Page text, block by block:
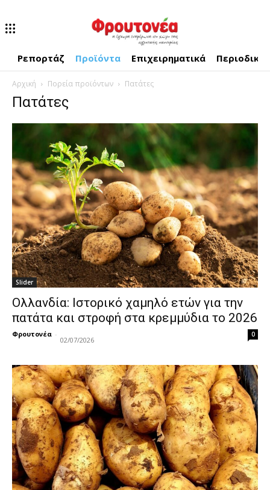
Ρεπορτάζ Προϊόντα Επιχειρηματικά Περιοδικό
Αρχική Πορεία προϊόντων Πατάτες
Πατάτες
Slider
Ολλανδία: Ιστορικό χαμηλό ετών για την
πατάτα και στροφή στα κρεμμύδια το 2026
Φρουτονέα -
02/07/2026
0